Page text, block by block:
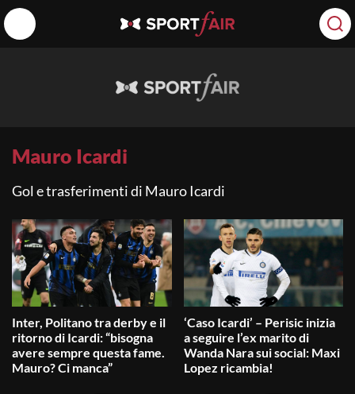
Mauro Icardi
Gol e trasferimenti di Mauro Icardi
Inter, Politano tra derby e il
ritorno di Icardi: “bisogna
avere sempre questa fame.
Mauro? Ci manca”
‘Caso Icardi’ – Perisic inizia
a seguire l’ex marito di
Wanda Nara sui social: Maxi
Lopez ricambia!